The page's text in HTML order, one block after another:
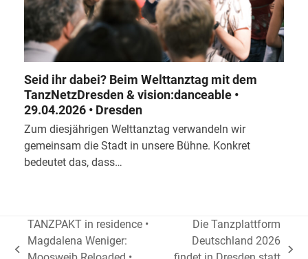
Seid ihr dabei? Beim Welttanztag mit dem
TanzNetzDresden & vision:danceable •
29.04.2026 • Dresden
Zum diesjährigen Welttanztag verwandeln wir
gemeinsam die Stadt in unsere Bühne. Konkret
bedeutet das, dass…
vorheriger
TANZPAKT in residence •
Magdalena Weniger:
Nächster
Die Tanzplattform
Deutschland 2026